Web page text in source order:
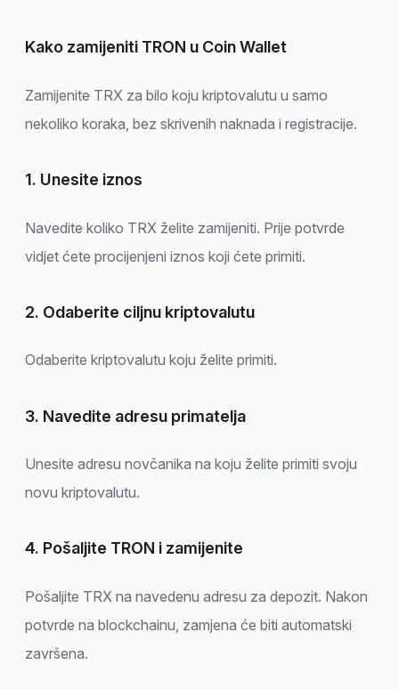
Kako zamijeniti TRON u Coin Wallet
Zamijenite TRX za bilo koju kriptovalutu u samo
nekoliko koraka, bez skrivenih naknada i registracije.
1. Unesite iznos
Navedite koliko TRX želite zamijeniti. Prije potvrde
vidjet ćete procijenjeni iznos koji ćete primiti.
2. Odaberite ciljnu kriptovalutu
Odaberite kriptovalutu koju želite primiti.
3. Navedite adresu primatelja
Unesite adresu novčanika na koju želite primiti svoju
novu kriptovalutu.
4. Pošaljite TRON i zamijenite
Pošaljite TRX na navedenu adresu za depozit. Nakon
potvrde na blockchainu, zamjena će biti automatski
završena.